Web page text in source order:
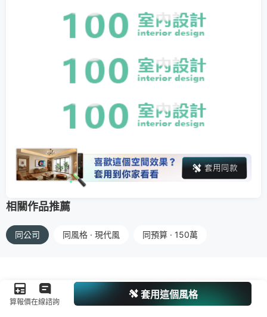
相關作品推薦
同公司 同風格 · 現代風 同預算 · 150萬
算報價在線諮詢
套用這個風格